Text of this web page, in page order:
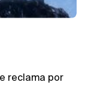
reclama por